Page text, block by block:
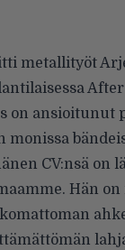
metallityöt
on ansioitunut
monissa
CV:nsä on
Hän